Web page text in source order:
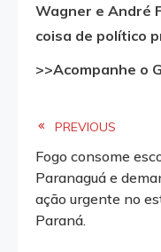
Wagner e André
coisa de político
>>Acompanhe o
Read
more
articles
PREVIOUS
Fogo consome
Paranaguá e
ação urgente no
Paraná.